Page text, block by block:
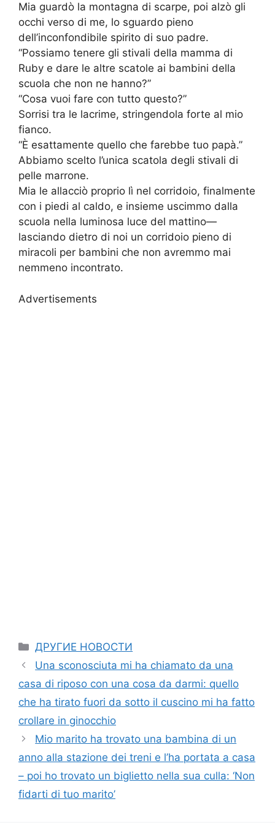
Mia guardò la montagna di scarpe, poi alzò gli
occhi verso di me, lo sguardo pieno
dell’inconfondibile spirito di suo padre.
“Possiamo tenere gli stivali della mamma di
Ruby e dare le altre scatole ai bambini della
scuola che non ne hanno?”
“Cosa vuoi fare con tutto questo?”
Sorrisi tra le lacrime, stringendola forte al mio
fianco.
“È esattamente quello che farebbe tuo papà.”
Abbiamo scelto l’unica scatola degli stivali di
pelle marrone.
Mia le allacciò proprio lì nel corridoio, finalmente
con i piedi al caldo, e insieme uscimmo dalla
scuola nella luminosa luce del mattino—
lasciando dietro di noi un corridoio pieno di
miracoli per bambini che non avremmo mai
nemmeno incontrato.
Advertisements
Categories
ДРУГИЕ НОВОСТИ
Una sconosciuta mi ha chiamato da una
casa di riposo con una cosa da darmi: quello
che ha tirato fuori da sotto il cuscino mi ha fatto
crollare in ginocchio
Mio marito ha trovato una bambina di un
anno alla stazione dei treni e l’ha portata a casa
– poi ho trovato un biglietto nella sua culla: ‘Non
fidarti di tuo marito’